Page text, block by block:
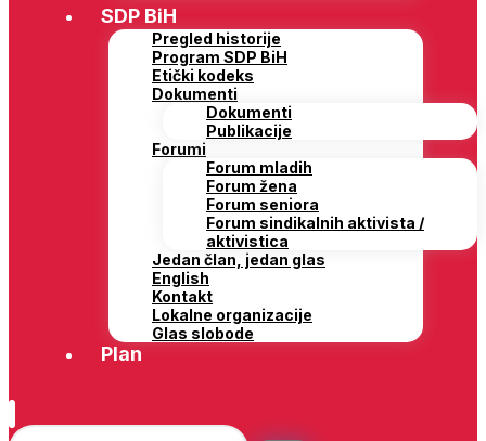
SDP BiH
Pregled historije
Program SDP BiH
Etički kodeks
Dokumenti
Dokumenti
Publikacije
Forumi
Forum mladih
Forum žena
Forum seniora
Forum sindikalnih aktivista /
aktivistica
Jedan član, jedan glas
English
Kontakt
Lokalne organizacije
Glas slobode
Plan